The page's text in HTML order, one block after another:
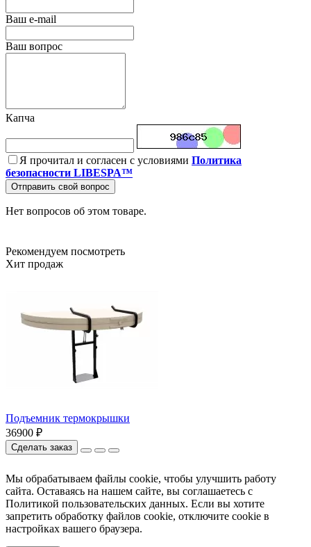
Ваш e-mail
Ваш вопрос
Капча
Я прочитал и согласен с условиями Политика
безопасности LIBESPA™
Отправить свой вопрос
Нет вопросов об этом товаре.
Рекомендуем посмотреть
Хит продаж
Подъемник термокрышки
36900 ₽
Сделать заказ
Мы обрабатываем файлы cookie, чтобы улучшить работу
сайта. Оставаясь на нашем сайте, вы соглашаетесь с
Политикой пользовательских данных. Если вы хотите
запретить обработку файлов cookie, отключите cookie в
настройках вашего браузера.